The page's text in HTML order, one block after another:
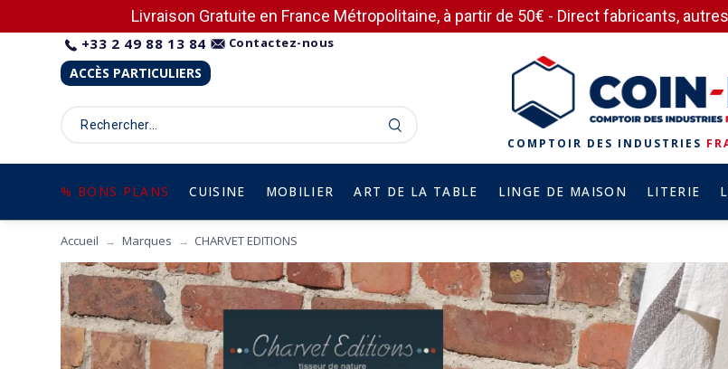
Livraison Gratuite en France Métropolitaine, à partir de 50€ - Direct fabricants,
+33 2 49 88 13 84 Contactez-nous
ACCÈS PARTICULIERS
COMPTOIR DES INDUSTRIES
% BONS PLANS CUISINE MOBILIER ART DE LA TABLE LINGE DE MAISON LITERIE
Accueil Marques CHARVET EDITIONS